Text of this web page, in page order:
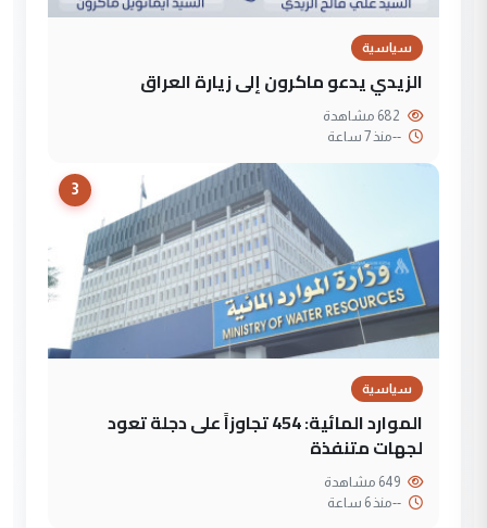
سياسية
الزيدي يدعو ماكرون إلى زيارة العراق
--منذ 7 ساعة
3
سياسية
الموارد المائية: 454 تجاوزاً على دجلة تعود
لجهات متنفذة
--منذ 6 ساعة